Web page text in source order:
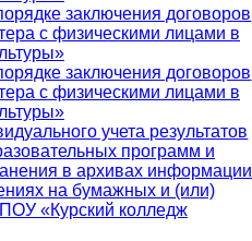
заключения договоров
с физическими лицами в
заключения договоров
с физическими лицами в
учета результатов
программ и
в архивах информации
на бумажных и (или)
«Курский колледж